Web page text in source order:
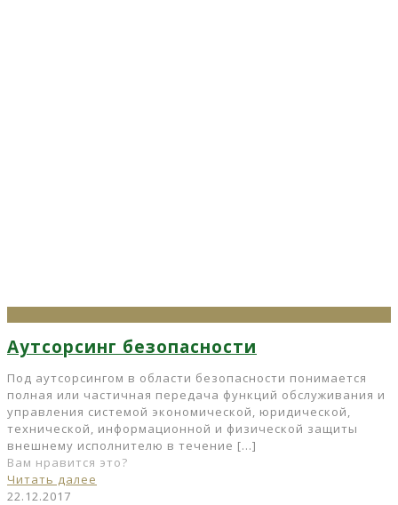
Аутсорсинг безопасности
Под аутсорсингом в области безопасности понимается
полная или частичная передача функций обслуживания и
управления системой экономической, юридической,
технической, информационной и физической защиты
внешнему исполнителю в течение […]
Вам нравится это?
Читать далее
22.12.2017